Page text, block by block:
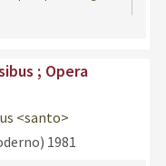
; Opera
<santo>
1981